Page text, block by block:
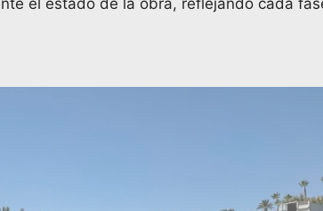
el estado de la obra, reflejando cada